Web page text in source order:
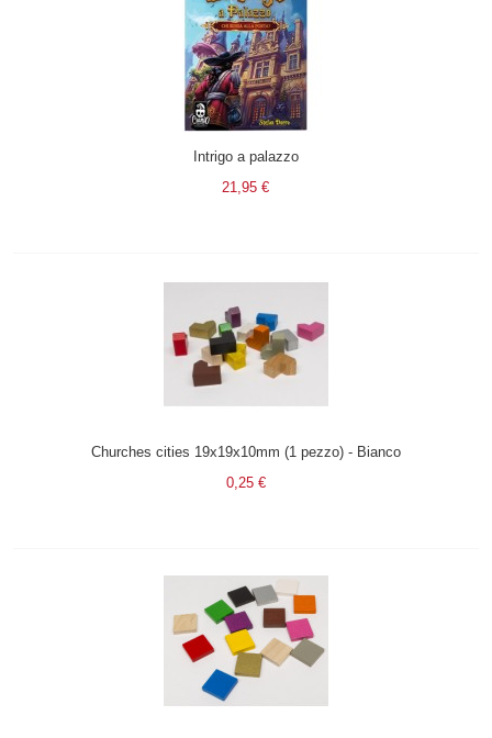
Intrigo a palazzo
21,95 €
Churches cities 19x19x10mm (1 pezzo) - Bianco
0,25 €